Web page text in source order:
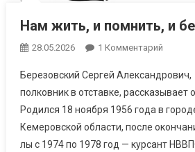
Нам жить, и помнить, и
28.05.2026 1 Комментарий
И
Березовский Сергей Александрович,
полковник в отставке, рассказывает
Родился 18 ноября 1956 года в
Кемеровской области, после
лы с 1974 по 1978 год — курсант